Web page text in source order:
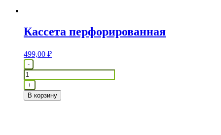
Кассета перфорированная
499,00 ₽
Количество
товара
Кассета
перфорированная
-
+
В корзину